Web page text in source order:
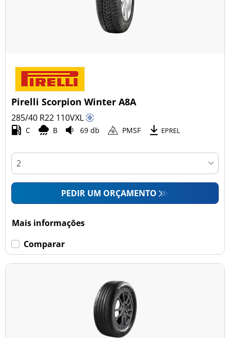
Pirelli Scorpion Winter A8A
285/40 R22 110VXL
C B 69 db PMSF EPREL
PEDIR UM ORÇAMENTO
Mais informações
Comparar